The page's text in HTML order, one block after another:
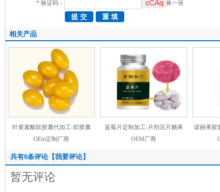
* 验证码： 换一张
相关产品
叶黄素酯软胶囊代加工-软胶囊
OEm定制厂商
蓝莓片定制加工-片剂压片糖果
OEM厂商
诺丽果胶
共有0条评论 【我要评论】
暂无评论